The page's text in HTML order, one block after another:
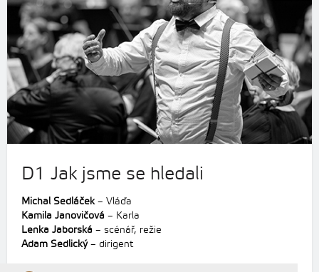
D1 Jak jsme se hledali
Michal Sedláček– Vláďa
Kamila Janovičová – Karla
Lenka Jaborská – scénář, režie
Adam Sedlický– dirigent